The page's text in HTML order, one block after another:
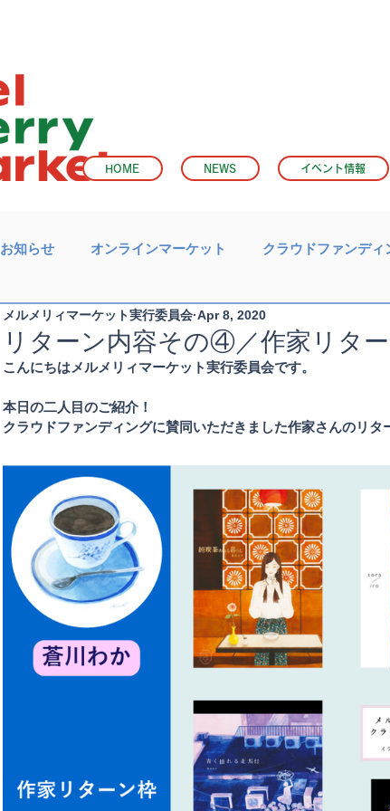
HOME NEWS イベント情報
お知らせ オンラインマーケット クラウドファンディ
リターン内容その④／作家リタ
メルメリィマーケット実行委員会 Apr 8, 2020
こんにちはメルメリィマーケット実行委員会です。
本日の二人目のご紹介！
クラウドファンディングに賛同いただきました作家さんのリタ